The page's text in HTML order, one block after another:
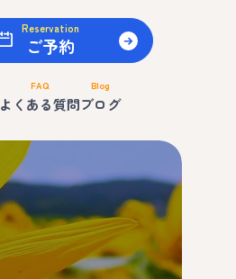
Reservation
ご予約
FAQ
よくある質問
Blog
ブログ